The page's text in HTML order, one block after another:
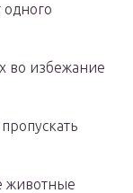
одного
во избежание
животные